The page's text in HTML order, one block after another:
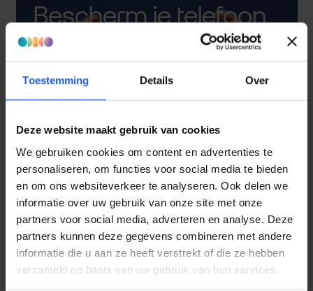
Toestemming Details Over
Deze website maakt gebruik van cookies
We gebruiken cookies om content en advertenties te
personaliseren, om functies voor social media te bieden
en om ons websiteverkeer te analyseren. Ook delen we
informatie over uw gebruik van onze site met onze
partners voor social media, adverteren en analyse. Deze
partners kunnen deze gegevens combineren met andere
informatie die u aan ze heeft verstrekt of die ze hebben
verzameld op basis van uw gebruik van hun services.
Bescherm je telefoon
met een hoesje